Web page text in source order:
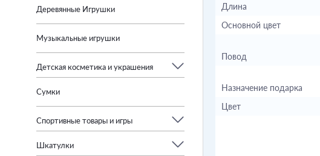
Длина
Основной цвет
Повод
Назначение подарка
Цвет
Деревянные Игрушки
Музыкальные игрушки
Детская косметика и украшения
Сумки
Спортивные товары и игры
Шкатулки